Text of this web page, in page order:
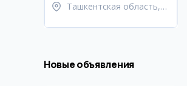
Ташкентская область,
Новые объявления